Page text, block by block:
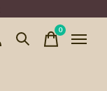
0items